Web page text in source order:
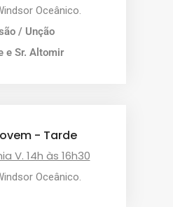
Oceânico.
/ Unção
e Sr. Altomir
- Tarde
V. 14h às 16h30
Oceânico.